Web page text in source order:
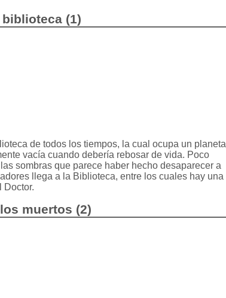
(1)
de todos los tiempos, la cual ocupa un planeta
vacía cuando debería rebosar de vida. Poco
sombras que parece haber hecho desaparecer a
llega a la Biblioteca, entre los cuales hay una
Doctor.
muertos (2)